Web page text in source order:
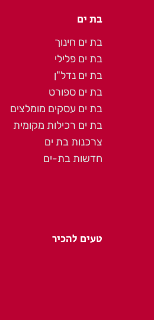
בת ים
בת ים חינוך
בת ים פלילי
בת ים נדל"ן
בת ים ספורט
בת ים עסקים מומלצים
בת ים רכילות מקומית
צרכנות בת ים
חדשות בת-ים
טעים להכיר